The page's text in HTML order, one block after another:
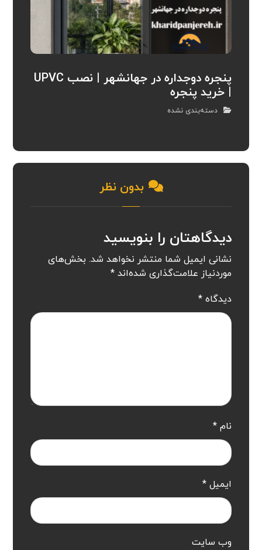
پنجره دوجداره در جهانشهر | نصب UPVC
| خرید پنجره
دسته‌بندی نشده
بدون نظر
دیدگاهتان را بنویسید
نشانی ایمیل شما منتشر نخواهد شد. بخش‌های
موردنیاز علامت‌گذاری شده‌اند*
دیدگاه*
نام*
ایمیل*
وب‌ سایت